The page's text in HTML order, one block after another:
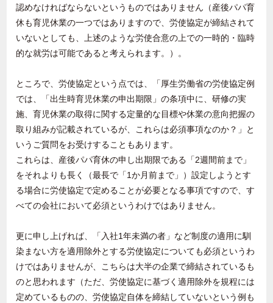
認めなければならないというものではありません（産後パパ育
休も育児休業の一つではありますので、労使協定が締結されて
いないとしても、上述のような労使合意の上での一時的・臨時
的な就労は可能であると考えられます。）。
ところで、労使協定という点では、「厚生労働省の労使協定例
では、「出生時育児休業の申出期限」の条項中に、研修の実
施、育児休業の取得に関する定量的な目標や休業の意向把握の
取り組みが記載されているが、これらは必須事項なのか？」と
いうご質問をお受けすることもあります。
これらは、産後パパ育休の申し出期限である「2週間前まで」
をそれよりも長く（最長で「1か月前まで」）設定しようとす
る場合に労使協定で定めることが必要となる事項ですので、す
べての会社において必須というわけではありません。
更に申し上げれば、「入社1年未満の者」など制度の適用に馴
染まない方を適用除外とする労使協定についても必須というわ
けではありませんが、こちらは大半の企業で締結されているも
のと思われます（ただ、労使協定に基づく適用除外を規程には
定めているものの、労使協定自体を締結していないという例も